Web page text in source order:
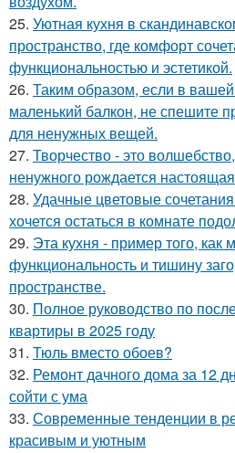
25. Уютная кухня в
пространство, где комфорт
функциональностью и эстетикой.
26. Таким образом, если в вашей
маленький балкон, не спешите
для ненужных вещей.
27. Творчество - это
ненужного рождается
28. Удачные цветовые
хочется остаться в комнате
29. Эта кухня - пример того, как
функциональность и тишину
пространстве.
30. Полное руководство по
квартиры в 2025 году
31. Тюль вместо обоев?
32. Ремонт дачного дома за 12
сойти с ума
33. Современные тенденции в
красивым и уютным